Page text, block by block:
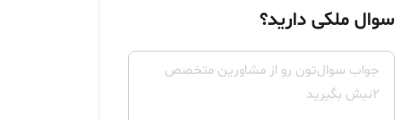
سوال ملکی دارید؟